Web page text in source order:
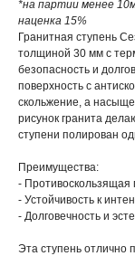
*на партии менее
наценка 15%
Гранитная ступень
толщиной 30 мм с
безопасность и
поверхность с
скольжение, а
рисунок гранита
ступени полирован
Преимущества:
- Противоскользящая
- Устойчивость к
- Долговечность и
Эта ступень отлично